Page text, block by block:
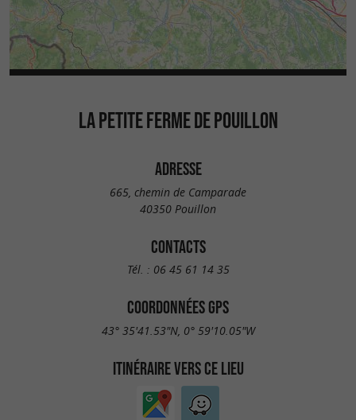
LA PETITE FERME DE POUILLON
ADRESSE
665, chemin de Camparade
40350 Pouillon
CONTACTS
Tél. : 06 45 61 14 35
COORDONNÉES GPS
43° 35'41.53"N, 0° 59'10.05"W
ITINÉRAIRE VERS CE LIEU